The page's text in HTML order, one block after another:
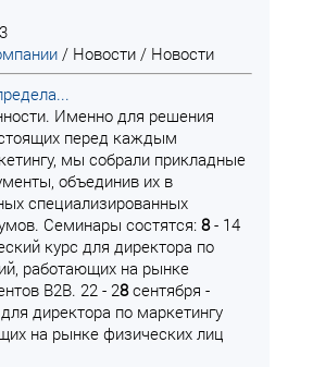
/ Новости / Новости
Именно для решения
перед каждым
мы собрали прикладные
объединив их в
специализированных
Семинары состятся: 8- 14
курс для директора по
работающих на рынке
B2B. 22 - 28сентября -
директора по маркетингу
на рынке физических лиц